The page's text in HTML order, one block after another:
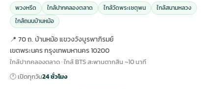
พวงหรีด ใกล้ปากคลองตลาด ใกล้วัดพระเชตุพน
ใกล้สนามหลวง
ใกล้ถนนบ้านหม้อ
📍 70 ถ. บ้านหม้อ แขวงวังบูรพาภิรมย์
เขตพระนคร กรุงเทพมหานคร 10200
ใกล้ปากคลองตลาด · ใกล้ BTS สะพานตากสิน ~10 นาที
🕐 เปิดทุกวัน24 ชั่วโมง